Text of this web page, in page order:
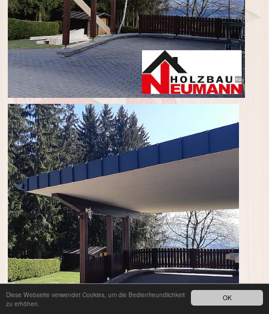
OK
Diese Webseite verwendet Cookies, um die Bedienfreundlichkeit
zu erhöhen.